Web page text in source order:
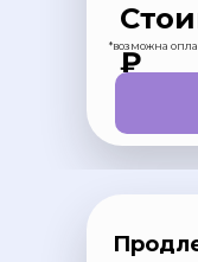
₽
*возможна